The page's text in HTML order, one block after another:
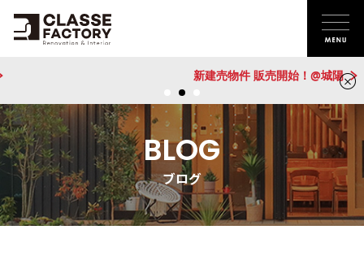
新建売物件 販売開始！@城陽
BLOG
ブログ